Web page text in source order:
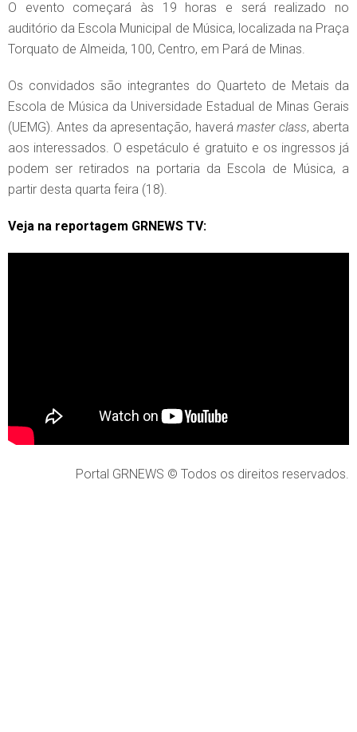
O evento começará às 19 horas e será realizado no
auditório da Escola Municipal de Música, localizada na Praça
Torquato de Almeida, 100, Centro, em Pará de Minas.
Os convidados são integrantes do Quarteto de Metais da
Escola de Música da Universidade Estadual de Minas Gerais
(UEMG). Antes da apresentação, haverámaster class, aberta
aos interessados. O espetáculo é gratuito e os ingressos já
podem ser retirados na portaria da Escola de Música, a
partir desta quarta feira (18).
Veja na reportagem GRNEWS TV:
Portal GRNEWS © Todos os direitos reservados.